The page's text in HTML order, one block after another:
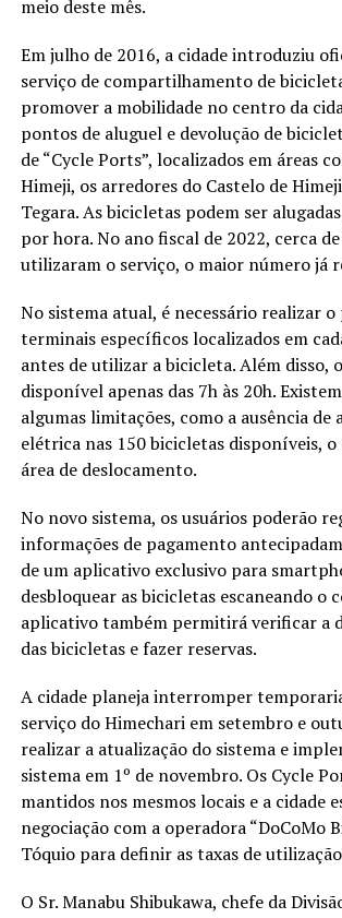
meio deste mês.
Em julho de 2016, a cidade introduziu
serviço de compartilhamento de
promover a mobilidade no centro da
pontos de aluguel e devolução de
de “Cycle Ports”, localizados em áreas
Himeji, os arredores do Castelo de
Tegara. As bicicletas podem ser
por hora. No ano fiscal de 2022, cerca
utilizaram o serviço, o maior número já
No sistema atual, é necessário realizar
terminais específicos localizados em
antes de utilizar a bicicleta. Além disso,
disponível apenas das 7h às 20h.
algumas limitações, como a ausência de
elétrica nas 150 bicicletas disponíveis,
área de deslocamento.
No novo sistema, os usuários poderão
informações de pagamento
de um aplicativo exclusivo para
desbloquear as bicicletas escaneando o
aplicativo também permitirá verificar a
das bicicletas e fazer reservas.
A cidade planeja interromper
serviço do Himechari em setembro e
realizar a atualização do sistema e
sistema em 1º de novembro. Os Cycle
mantidos nos mesmos locais e a cidade
negociação com a operadora “DoCoMo
Tóquio para definir as taxas de
O Sr. Manabu Shibukawa, chefe da